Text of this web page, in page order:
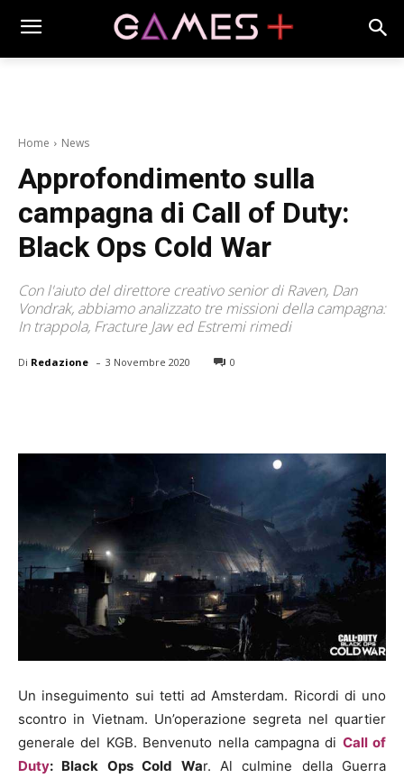
Home News
Approfondimento sulla
campagna di Call of Duty:
Black Ops Cold War
Con l'aiuto del direttore creativo senior di Raven, Dan
Vondrak, abbiamo analizzato tre missioni della campagna:
In trappola, Fracture Jaw ed Estremi rimedi
Di Redazione - 3 Novembre 2020 0
Un inseguimento sui tetti ad Amsterdam. Ricordi di uno
scontro in Vietnam. Un’operazione segreta nel quartier
generale del KGB. Benvenuto nella campagna di Call of
Duty: Black Ops Cold War. Al culmine della Guerra